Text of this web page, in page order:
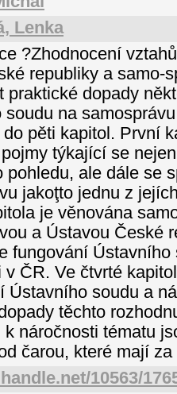
Lenka
?Zhodnocení
republiky a samo-
praktické dopady
soudu na
do pěti kapitol. První
týkající se
pohledu, ale dále se
jakoţto jednu z
je věnována
a Ústavou České
fungování
v ČR. Ve čtvrté
Ústavního soudu a
těchto
k náročnosti tématu
čarou, které mají
10563/